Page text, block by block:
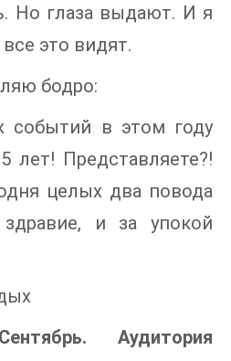
Но глаза выдают. И я
это видят.
бодро:
событий в этом году
Представляете?!
целых два повода
и за упокой
Аудитория